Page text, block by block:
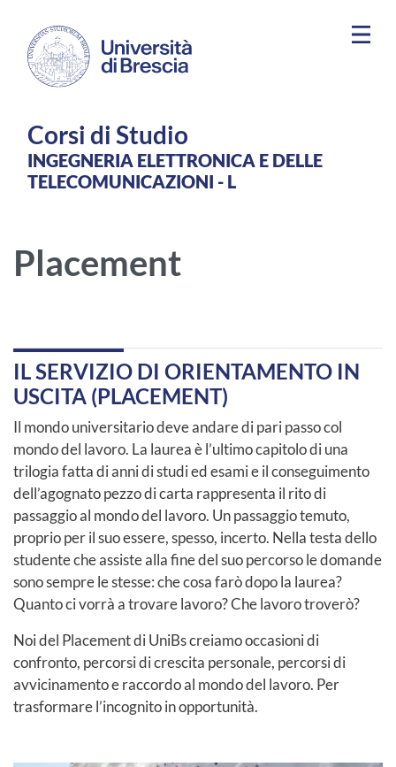
Corsi di Studio
INGEGNERIA ELETTRONICA E DELLE
TELECOMUNICAZIONI - L
Placement
IL SERVIZIO DI ORIENTAMENTO IN
USCITA (PLACEMENT)
Il mondo universitario deve andare di pari passo col
mondo del lavoro. La laurea è l’ultimo capitolo di una
trilogia fatta di anni di studi ed esami e il conseguimento
dell’agognato pezzo di carta rappresenta il rito di
passaggio al mondo del lavoro. Un passaggio temuto,
proprio per il suo essere, spesso, incerto. Nella testa dello
studente che assiste alla fine del suo percorso le domande
sono sempre le stesse: che cosa farò dopo la laurea?
Quanto ci vorrà a trovare lavoro? Che lavoro troverò?
Noi del Placement di UniBs creiamo occasioni di
confronto, percorsi di crescita personale, percorsi di
avvicinamento e raccordo al mondo del lavoro. Per
trasformare l’incognito in opportunità.